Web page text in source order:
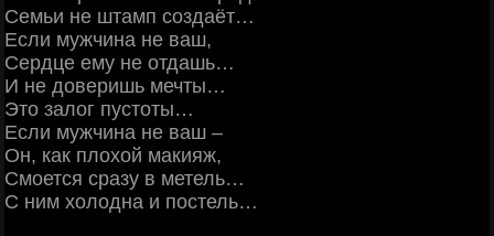
Семьи не штамп создаёт…
Если мужчина не ваш,
Сердце ему не отдашь…
И не доверишь мечты…
Это залог пустоты…
Если мужчина не ваш –
Он, как плохой макияж,
Смоется сразу в метель…
С ним холодна и постель…